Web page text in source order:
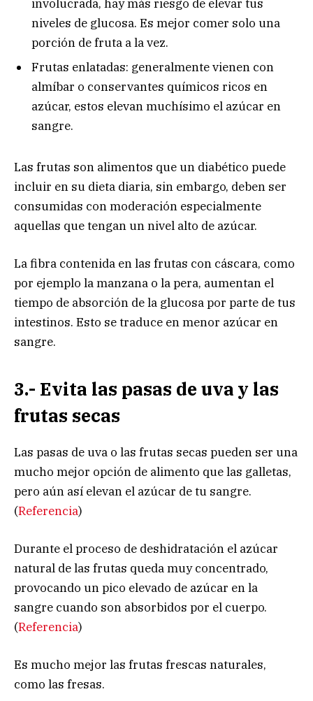
involucrada, hay más riesgo de elevar tus
niveles de glucosa. Es mejor comer solo una
porción de fruta a la vez.
Frutas enlatadas: generalmente vienen con
almíbar o conservantes químicos ricos en
azúcar, estos elevan muchísimo el azúcar en
sangre.
Las frutas son alimentos que un diabético puede
incluir en su dieta diaria, sin embargo, deben ser
consumidas con moderación especialmente
aquellas que tengan un nivel alto de azúcar.
La fibra contenida en las frutas con cáscara, como
por ejemplo la manzana o la pera, aumentan el
tiempo de absorción de la glucosa por parte de tus
intestinos. Esto se traduce en menor azúcar en
sangre.
3.- Evita las pasas de uva y las
frutas secas
Las pasas de uva o las frutas secas pueden ser una
mucho mejor opción de alimento que las galletas,
pero aún así elevan el azúcar de tu sangre.
(Referencia)
Durante el proceso de deshidratación el azúcar
natural de las frutas queda muy concentrado,
provocando un pico elevado de azúcar en la
sangre cuando son absorbidos por el cuerpo.
(Referencia)
Es mucho mejor las frutas frescas naturales,
como las fresas.